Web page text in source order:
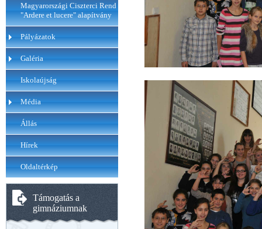
Magyarországi Ciszterci Rend
"Ardere et lucere" alapítvány
Pályázatok
Galéria
Iskolaújság
Média
Állás
Hírek
Oldaltérkép
Támogatás a
gimnáziumnak